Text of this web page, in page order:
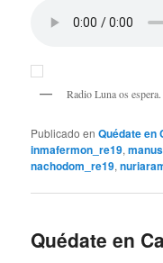
Radio Luna os espera.
Publicado en Quédate en
inmafermon_re19,
nachodom_re19,
Quédate en